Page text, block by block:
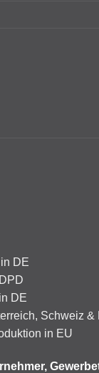
DE
DE
Schweiz &
in EU